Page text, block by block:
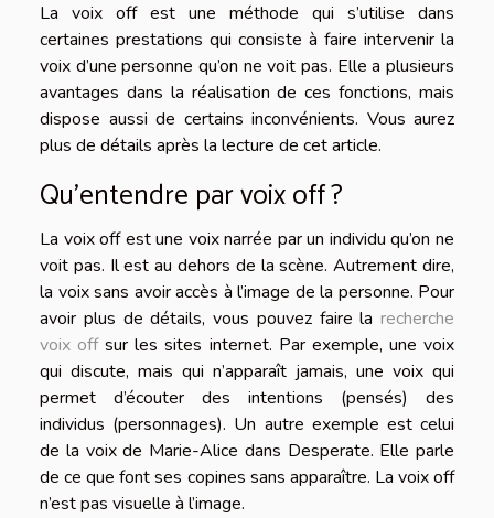
La voix off est une méthode qui s’utilise dans
certaines prestations qui consiste à faire intervenir la
voix d’une personne qu’on ne voit pas. Elle a plusieurs
avantages dans la réalisation de ces fonctions, mais
dispose aussi de certains inconvénients. Vous aurez
plus de détails après la lecture de cet article.
Qu’entendre par voix off ?
La voix off est une voix narrée par un individu qu’on ne
voit pas. Il est au dehors de la scène. Autrement dire,
la voix sans avoir accès à l’image de la personne. Pour
avoir plus de détails, vous pouvez faire la recherche
voix offsur les sites internet. Par exemple, une voix
qui discute, mais qui n’apparaît jamais, une voix qui
permet d’écouter des intentions (pensés) des
individus (personnages). Un autre exemple est celui
de la voix de Marie-Alice dans Desperate. Elle parle
de ce que font ses copines sans apparaître. La voix off
n’est pas visuelle à l’image.